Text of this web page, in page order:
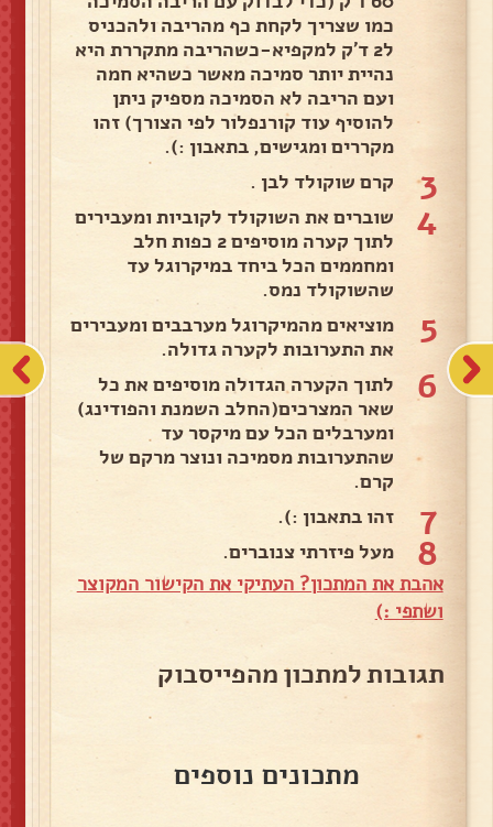
כמו שצריך לקחת כף מהריבה ולהכניס
ל2 ד'ק למקפיא-כשהריבה מתקררת היא
נהיית יותר סמיכה מאשר כשהיא חמה
ועם הריבה לא הסמיכה מספיק ניתן
להוסיף עוד קורנפלור לפי הצורך) זהו
מקררים ומגישים, בתאבון :).
3 קרם שוקולד לבן .
4
שוברים את השוקולד לקוביות ומעבירים
לתוך קערה מוסיפים 2 כפות חלב
ומחממים הכל ביחד במיקרוגל עד
שהשוקולד נמס.
5
מוציאים מהמיקרוגל מערבבים ומעבירים
את התערובות לקערה גדולה.
6
לתוך הקערה הגדולה מוסיפים את כל
שאר המצרכים(החלב השמנת והפודינג)
ומערבלים הכל עם מיקסר עד
שהתערובות מסמיכה ונוצר מרקם של
קרם.
7 זהו בתאבון :).
8
מעל פיזרתי צנוברים.
אהבת את המתכון? העתיקי את הקישור המקוצר
ושתפי :)
תגובות למתכון מהפייסבוק
מתכונים נוספים